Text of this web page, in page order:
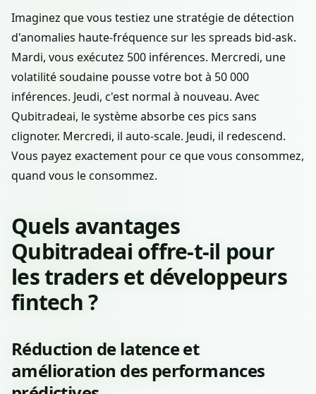
Imaginez que vous testiez une stratégie de détection
d'anomalies haute-fréquence sur les spreads bid-ask.
Mardi, vous exécutez 500 inférences. Mercredi, une
volatilité soudaine pousse votre bot à 50 000
inférences. Jeudi, c'est normal à nouveau. Avec
Qubitradeai, le système absorbe ces pics sans
clignoter. Mercredi, il auto-scale. Jeudi, il redescend.
Vous payez exactement pour ce que vous consommez,
quand vous le consommez.
Quels avantages
Qubitradeai offre-t-il pour
les traders et développeurs
fintech ?
Réduction de latence et
amélioration des performances